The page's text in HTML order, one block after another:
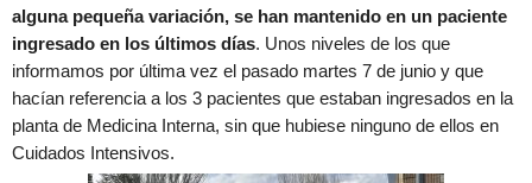
alguna pequeña variación, se han mantenido en un paciente
ingresado en los últimos días. Unos niveles de los que
informamos por última vez el pasado martes 7 de junio y que
hacían referencia a los 3 pacientes que estaban ingresados en la
planta de Medicina Interna, sin que hubiese ninguno de ellos en
Cuidados Intensivos.